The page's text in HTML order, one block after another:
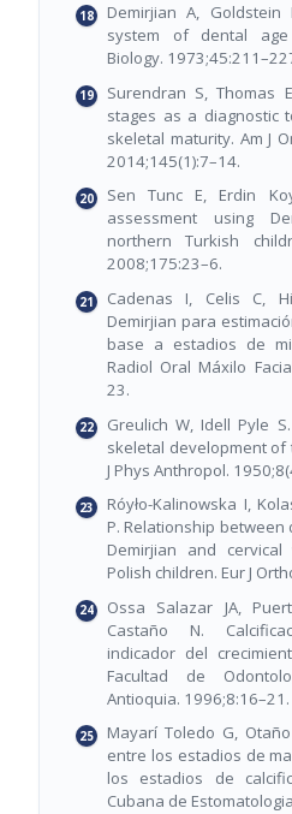
Demirjian A,
system of dental age
Biology.
Surendran S, Thomas
stages as a diagnostic
skeletal maturity. Am J
2014;145(1):7–14.
Sen Tunc E, Erdin
assessment using
northern Turkish
2008;175:23–6.
Cadenas I, Celis C,
Demirjian para
base a estadios de
Radiol Oral Máxilo
23.
Greulich W, Idell Pyle
skeletal development of
J Phys Anthropol.
Róyło-Kalinowska I,
P. Relationship between
Demirjian and
Polish children. Eur J
Ossa Salazar JA,
Castaño N.
indicador del
Facultad de
Antioquia. 1996;8:16–21.
Mayarí Toledo G,
entre los estadios de
los estadios de
Cubana de